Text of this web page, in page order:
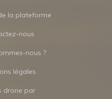
la plateforme
nous
nous ?
légales
drone par